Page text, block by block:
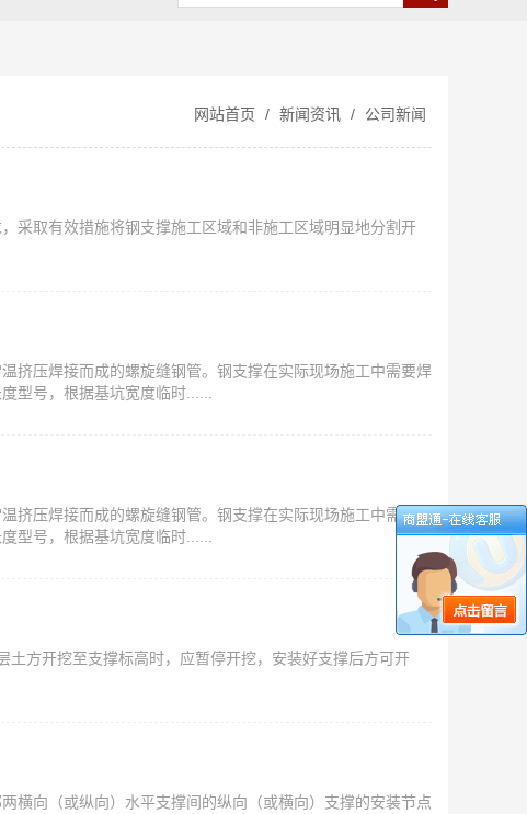
网站首页 / 新闻资讯 / 公司新闻
采取有效措施将钢支撑施工区域和非施工区域明显地分割开
挤压焊接而成的螺旋缝钢管。钢支撑在实际现场施工中需要焊
型号，根据基坑宽度临时......
挤压焊接而成的螺旋缝钢管。钢支撑在实际现场施工中需要焊
型号，根据基坑宽度临时......
方开挖至支撑标高时，应暂停开挖，安装好支撑后方可开
横向（或纵向）水平支撑间的纵向（或横向）支撑的安装节点